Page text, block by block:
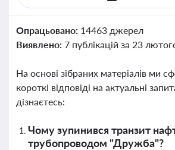
Опрацьовано: 14463 джерел
Виявлено: 7 публікацій за 23
На основі зібраних матеріалів ми
короткі відповіді на актуальні
дізнаєтесь:
Чому зупинився транзит
трубопроводом "Дружба"?